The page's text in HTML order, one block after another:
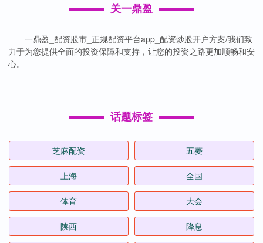
关一鼎盈
一鼎盈_配资股市_正规配资平台app_配资炒股开户方案/我们致
力于为您提供全面的投资保障和支持，让您的投资之路更加顺畅和安
心。
话题标签
芝麻配资 五菱
上海 全国
体育 大会
陕西 降息